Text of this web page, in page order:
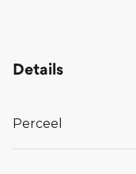
Details
Perceel